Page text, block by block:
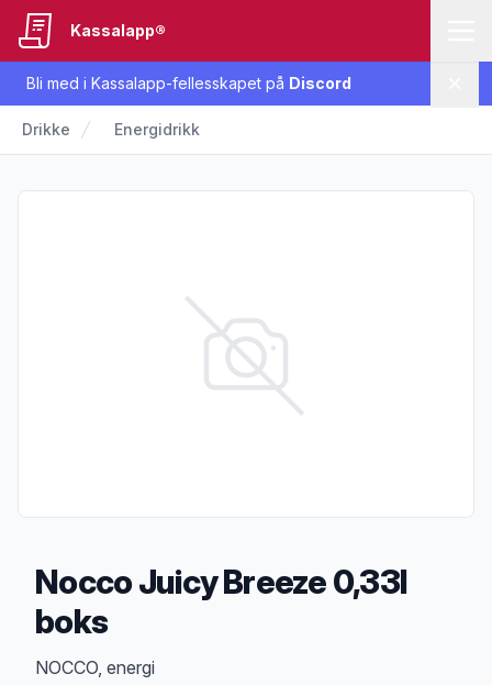
Bli med i Kassalapp-fellesskapet på Discord
Kassalapp®
Drikke Energidrikk
Nocco Juicy Breeze 0,33l
boks
Produktbeskrivelse
NOCCO, energi